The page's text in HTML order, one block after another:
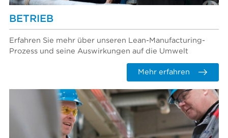
BETRIEB
Erfahren Sie mehr über unseren Lean-Manufacturing-
Prozess und seine Auswirkungen auf die Umwelt
Mehr erfahren